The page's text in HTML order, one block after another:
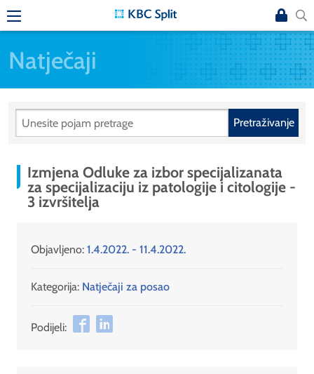
Natječaji
Pretraživanje
Izmjena Odluke za izbor specijalizanata
za specijalizaciju iz patologije i citologije -
3 izvršitelja
Objavljeno: 1.4.2022. - 11.4.2022.
Kategorija: Natječaji za posao
Podijeli: